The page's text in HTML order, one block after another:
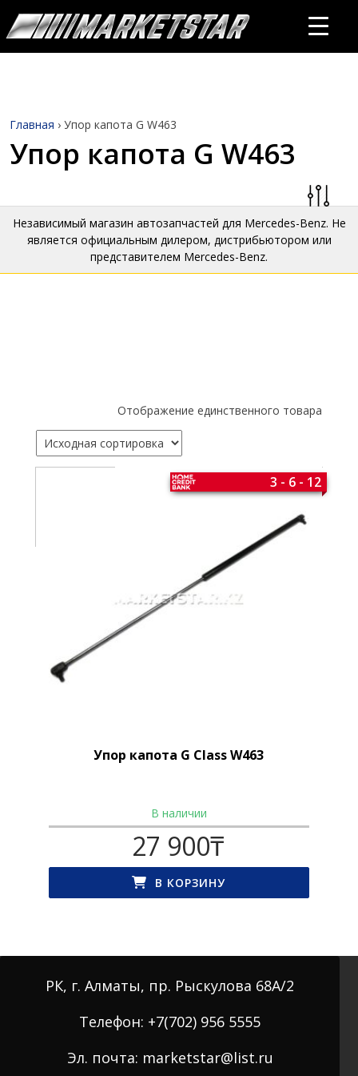
Главная › Упор капота G W463
Упор капота G W463
Независимый магазин автозапчастей для Mercedes-Benz. Не
является официальным дилером, дистрибьютором или
представителем Mercedes-Benz.
Отображение единственного товара
Упор капота G Class W463
3 - 6 - 12
В наличии
27 900₸
В КОРЗИНУ
РК, г. Алматы, пр. Рыскулова 68А/2
Телефон: +7(702) 956 5555
Эл. почта: marketstar@list.ru